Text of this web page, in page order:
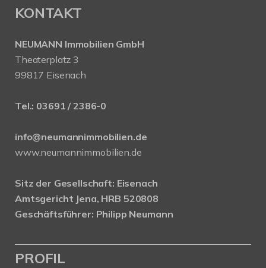
KONTAKT
NEUMANN Immobilien GmbH
Theaterplatz 3
99817 Eisenach
Tel.: 03691 / 2386-0
info@neumannimmobilien.de
www.neumannimmobilien.de
Sitz der Gesellschaft: Eisenach
Amtsgericht Jena, HRB 520808
Geschäftsführer: Philipp Neumann
PROFIL